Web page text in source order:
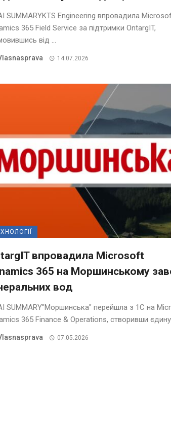
SUMMARYKTS Engineering впровадила
365 Field Service за підтримки OntargIT,
від ...
14.07.2026
впровадила Microsoft
365 на Моршинському
вод
SUMMARY"Моршинська" перейшла з 1С на
365 Finance & Operations, створивши єдину
07.05.2026